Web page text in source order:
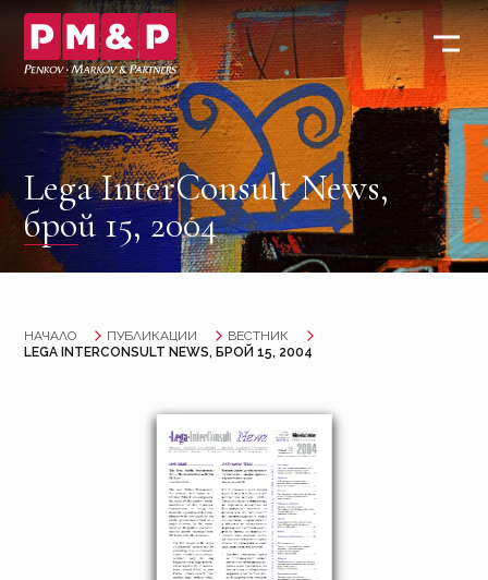
Lega InterConsult News,
брой 15, 2004
НАЧАЛО ПУБЛИКАЦИИ
ВЕСТНИК
LEGA INTERCONSULT NEWS, БРОЙ 15, 2004